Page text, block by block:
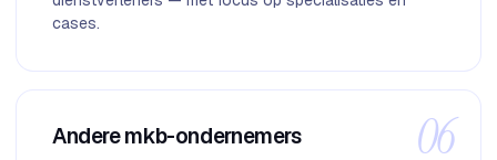
cases.
06
Andere mkb-ondernemers